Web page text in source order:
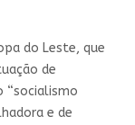
do Leste, que
de
“socialismo
e de